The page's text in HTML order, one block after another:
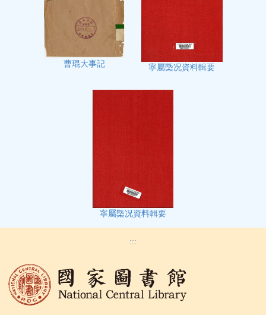
曹琨大事記 寧屬㮣况資料輯要
寧屬㮣况資料輯要
:::